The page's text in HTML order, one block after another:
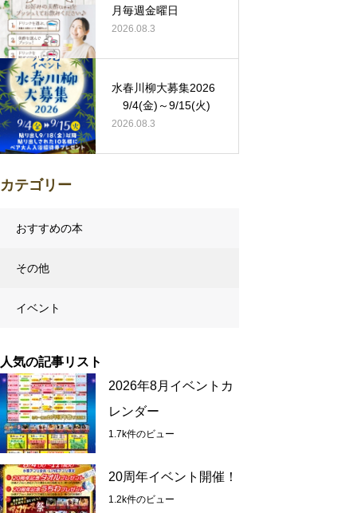
月毎週金曜日
2026.08.3
水春川柳大募集2026
9/4(金)～9/15(火)
2026.08.3
カテゴリー
おすすめの本
その他
イベント
人気の記事リスト
2026年8月イベントカ
レンダー
1.7k件のビュー
20周年イベント開催！
1.2k件のビュー